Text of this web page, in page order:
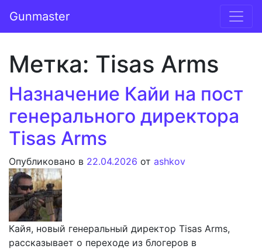
Основная навигация
Gunmaster
Метка: Tisas Arms
Назначение Кайи на пост
генерального директора
Tisas Arms
Опубликовано в 22.04.2026 от ashkov
Кайя, новый генеральный директор Tisas Arms,
рассказывает о переходе из блогеров в